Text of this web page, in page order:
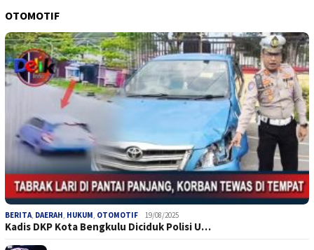
OTOMOTIF
BERITA, DAERAH, HUKUM, OTOMOTIF 19/08/2025
Kadis DKP Kota Bengkulu Diciduk Polisi U…